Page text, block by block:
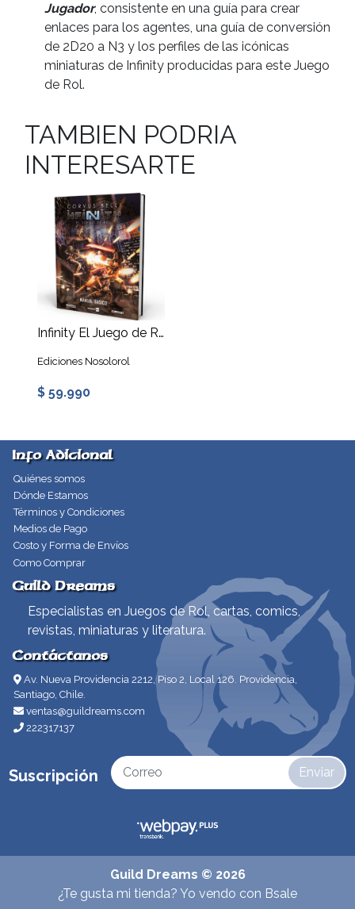
Jugador, consistente en una guía para crear
enlaces para los agentes, una guía de conversión
de 2D20 a N3 y los perfiles de las icónicas
miniaturas de Infinity producidas para este Juego
de Rol.
TAMBIEN PODRIA
INTERESARTE
Infinity El Juego de Rol - Manual Básico
Ediciones Nosolorol
$ 59.990
Info Adicional
Quiénes somos
Dónde Estamos
Términos y Condiciones
Medios de Pago
Costo y Forma de Envíos
Como Comprar
Guild Dreams
Especialistas en Juegos de Rol, cartas, comics,
revistas, miniaturas y literatura.
Contáctanos
Av. Nueva Providencia 2212, Piso 2, Local 126. Providencia,
Santiago, Chile.
ventas@guildreams.com
222317137
Suscripción Enviar
Guild Dreams © 2026
¿Te gusta mi tienda? Yo vendo con Bsale